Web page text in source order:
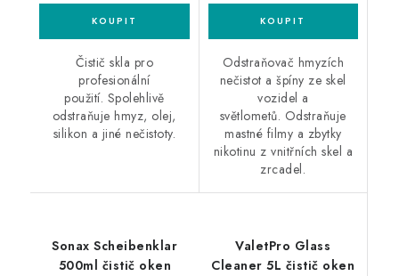
Čistič skla pro
profesionální
použití. Spolehlivě
odstraňuje hmyz, olej,
silikon a jiné nečistoty.
Odstraňovač hmyzích
nečistot a špíny ze skel
vozidel a
světlometů. Odstraňuje
mastné filmy a zbytky
nikotinu z vnitřních skel a
zrcadel.
Sonax Scheibenklar
500ml čistič oken
ValetPro Glass
Cleaner 5L čistič oken